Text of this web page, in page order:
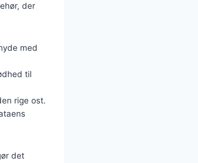
der
med
til
rige ost.
det